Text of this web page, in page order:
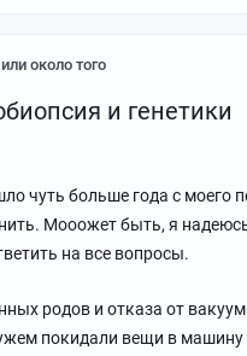
около того
и генетики
чуть больше года с моего
Мооожет быть, я
на все вопросы.
родов и отказа от
покидали вещи в машину